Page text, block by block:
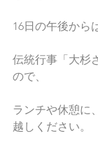
16日の午後から
伝統行事「大杉
ので、
ランチや休憩に
越しください。